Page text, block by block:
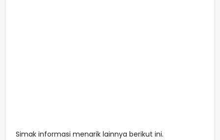
Simak informasi menarik lainnya berikut ini.